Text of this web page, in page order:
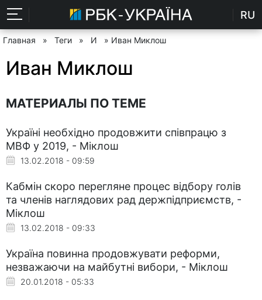
RU
Главная » Теги » И » Иван Миклош
Иван Миклош
МАТЕРИАЛЫ ПО ТЕМЕ
Україні необхідно продовжити співпрацю з
МВФ у 2019, - Міклош
13.02.2018 - 09:59
Кабмін скоро перегляне процес відбору голів
та членів наглядових рад держпідприємств, -
Міклош
13.02.2018 - 09:33
Україна повинна продовжувати реформи,
незважаючи на майбутні вибори, - Міклош
20.01.2018 - 05:33